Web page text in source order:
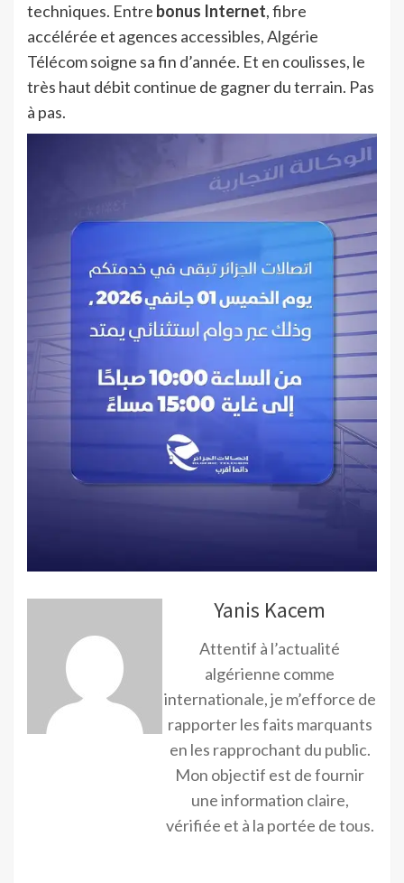
techniques. Entre bonus Internet, fibre
accélérée et agences accessibles, Algérie
Télécom soigne sa fin d’année. Et en coulisses, le
très haut débit continue de gagner du terrain. Pas
à pas.
Yanis Kacem
Attentif à l’actualité
algérienne comme
internationale, je m’efforce de
rapporter les faits marquants
en les rapprochant du public.
Mon objectif est de fournir
une information claire,
vérifiée et à la portée de tous.